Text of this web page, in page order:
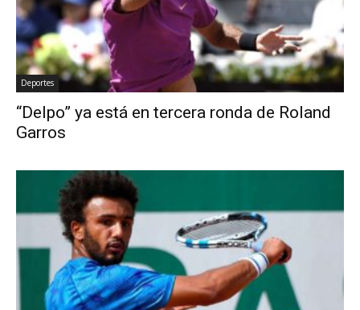
Deportes
“Delpo” ya está en tercera ronda de Roland
Garros